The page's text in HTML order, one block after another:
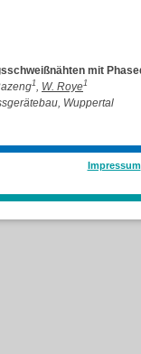
mit
1 W. Roye1
Wuppertal
Impressum